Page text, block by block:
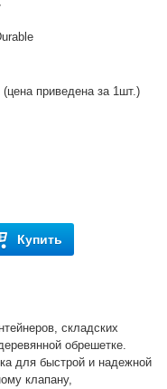
приведена за 1шт.)
Купить
складских
обрешетке.
для быстрой и надежной
клапану,